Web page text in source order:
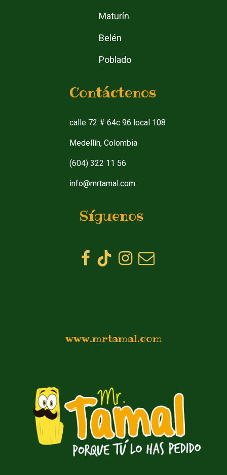
Maturín
Belén
Poblado
Contáctenos
calle 72 # 64c 96 local 108
Medellín, Colombia
(604) 322 11 56
info@mrtamal.com
Síguenos
www.mrtamal.com